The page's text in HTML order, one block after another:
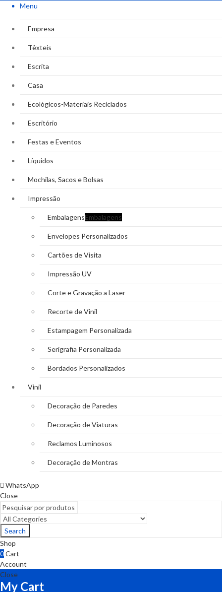
Menu
Empresa
Têxteis
Escrita
Casa
Ecológicos-Materiais Reciclados
Escritório
Festas e Eventos
Líquidos
Mochilas, Sacos e Bolsas
Impressão
EmbalagensEmbalagens
Envelopes Personalizados
Cartões de Visita
Impressão UV
Corte e Gravação a Laser
Recorte de Vinil
Estampagem Personalizada
Serigrafia Personalizada
Bordados Personalizados
Vinil
Decoração de Paredes
Decoração de Viaturas
Reclamos Luminosos
Decoração de Montras
WhatsApp
Close
Search
Shop
0Cart
Account
Close
My Cart